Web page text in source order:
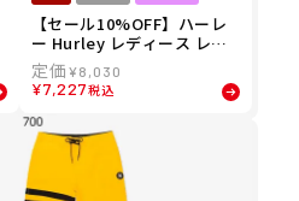
【セール10%OFF】ハーレ
ー Hurley レディース レギ
ンス PHANTOM ハイウェス
ト レギングス WALG251036
26SU
¥8,030
¥7,227税込